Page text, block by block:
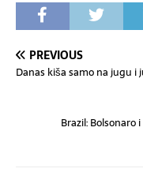
PREVIOUS
Danas kiša samo na jugu
Brazil: